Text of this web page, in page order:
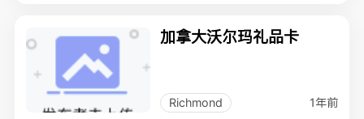
加拿大沃尔玛礼品卡
Richmond 1年前